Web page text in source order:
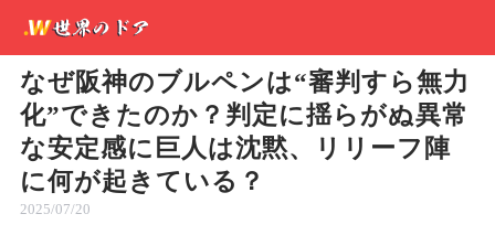
なぜ阪神のブルペンは“審判すら無力
化”できたのか？判定に揺らがぬ異常
な安定感に巨人は沈黙、リリーフ陣
に何が起きている？
2025/07/20